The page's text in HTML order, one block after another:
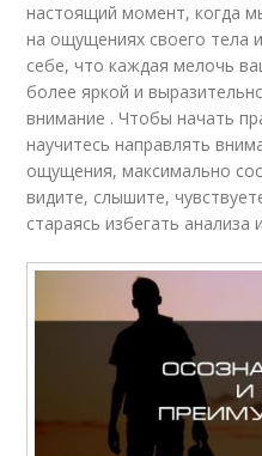
настоящий момент, когда
на ощущениях своего тела
себе, что каждая мелочь
более яркой и
внимание . Чтобы начать
научитесь направлять
ощущения, максимально
видите, слышите,
стараясь избегать анализа